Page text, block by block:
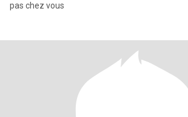
pas chez vous